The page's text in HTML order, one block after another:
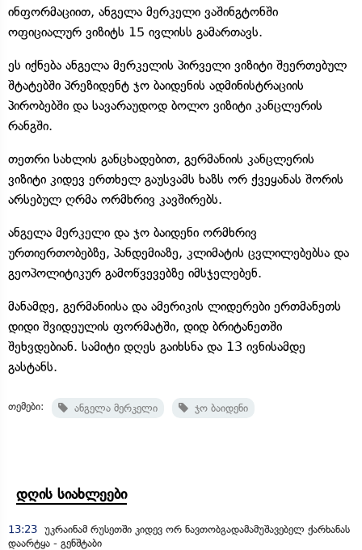
ინფორმაციით, ანგელა მერკელი ვაშინგტონში
ოფიციალურ ვიზიტს 15 ივლისს გამართავს.
ეს იქნება ანგელა მერკელის პირველი ვიზიტი შეერთებულ
შტატებში პრეზიდენტ ჯო ბაიდენის ადმინისტრაციის
პირობებში და სავარაუდოდ ბოლო ვიზიტი კანცლერის
რანგში.
თეთრი სახლის განცხადებით, გერმანიის კანცლერის
ვიზიტი კიდევ ერთხელ გაუსვამს ხაზს ორ ქვეყანას შორის
არსებულ ღრმა ორმხრივ კავშირებს.
ანგელა მერკელი და ჯო ბაიდენი ორმხრივ
ურთიერთობებზე, პანდემიაზე, კლიმატის ცვლილებებსა და
გეოპოლიტიკურ გამოწვევებზე იმსჯელებენ.
მანამდე, გერმანიისა და ამერიკის ლიდერები ერთმანეთს
დიდი შვიდეულის ფორმატში, დიდ ბრიტანეთში
შეხვდებიან. სამიტი დღეს გაიხსნა და 13 ივნისამდე
გასტანს.
თემები: ანგელა მერკელი ჯო ბაიდენი
დღის სიახლეები
13:23 უკრაინამ რუსეთში კიდევ ორ ნავთობგადამამუშავებელ ქარხანას
დაარტყა - გენშტაბი